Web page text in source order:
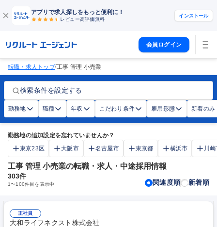
アプリで求人探しをもっと便利に！
レビュー高評価無料
インストール
会員ログイン
転職・求人トップ/工事 管理 小売業
検索条件を設定する
勤務地 職種 年収 こだわり条件 雇用形態 新着のみ
勤務地の追加設定を忘れていませんか？
東京23区
大阪市 名古屋市 東京都 横浜市 川
工事 管理 小売業の転職・求人・中途採用情報
303件
1〜100件目を表示中 関連度順 新着順
正社員
大和ライフネクスト株式会社